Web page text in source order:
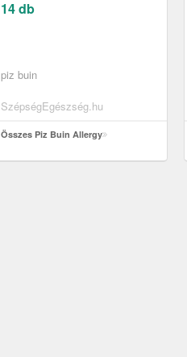
14 db
piz buin
SzépségEgészség.hu
Összes Piz Buin Allergy